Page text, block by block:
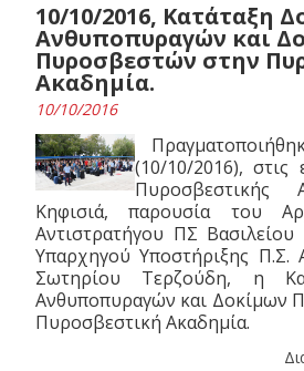
10/10/2016, Κατάταξη
Ανθυποπυραγών και
Πυροσβεστών στην
Ακαδημία.
10/10/2016
(10/10/2016), στις
Πυροσβεστικής
Κηφισιά, παρουσία του
Αντιστρατήγου ΠΣ
Υπαρχηγού Υποστήριξης Π.Σ.
Σωτηρίου Τερζούδη, η
Ανθυποπυραγών και Δοκίμων
Πυροσβεστική Ακαδημία.